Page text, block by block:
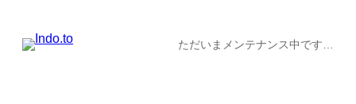
ただいまメンテナンス中です…